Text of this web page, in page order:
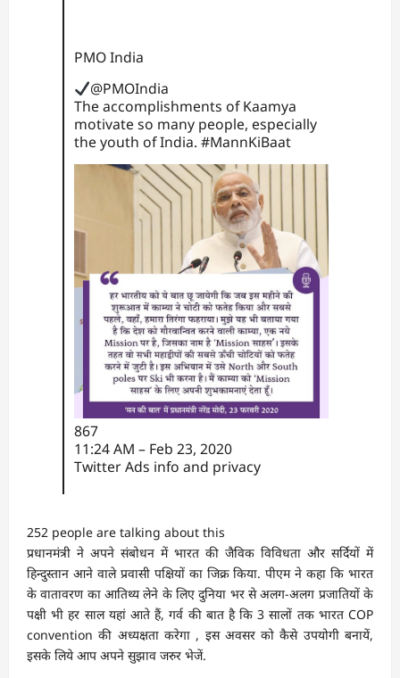
PMO India
@PMOIndia
The accomplishments of Kaamya
motivate so many people, especially
the youth of India. #MannKiBaat
867
11:24 AM – Feb 23, 2020
Twitter Ads info and privacy
252 people are talking about this
प्रधानमंत्री ने अपने संबोधन में भारत की जैविक विविधता और सर्दियों में
हिन्दुस्तान आने वाले प्रवासी पक्षियों का जिक्र किया. पीएम ने कहा कि भारत
के वातावरण का आतिथ्य लेने के लिए दुनिया भर से अलग-अलग प्रजातियों के
पक्षी भी हर साल यहां आते हैं, गर्व की बात है कि 3 सालों तक भारत COP
convention की अध्यक्षता करेगा , इस अवसर को कैसे उपयोगी बनायें,
इसके लिये आप अपने सुझाव जरुर भेजें.